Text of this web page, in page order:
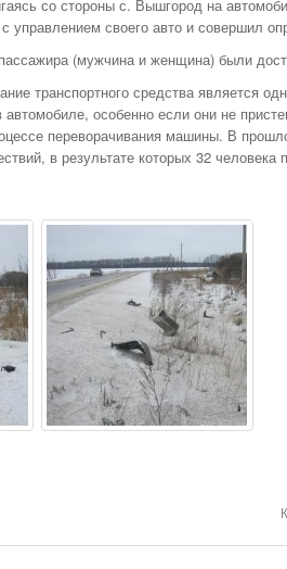
ТАКСИ
АЗС
ОТДЫХ В
ШИННЫЕ
НОВОСТИ
ЮМОР
со стороны с. Вышгород на
управлением своего авто и совершил
(мужчина и женщина) были
транспортного средства является
особенно если они не
переворачивания машины. В
в результате которых 32 человека